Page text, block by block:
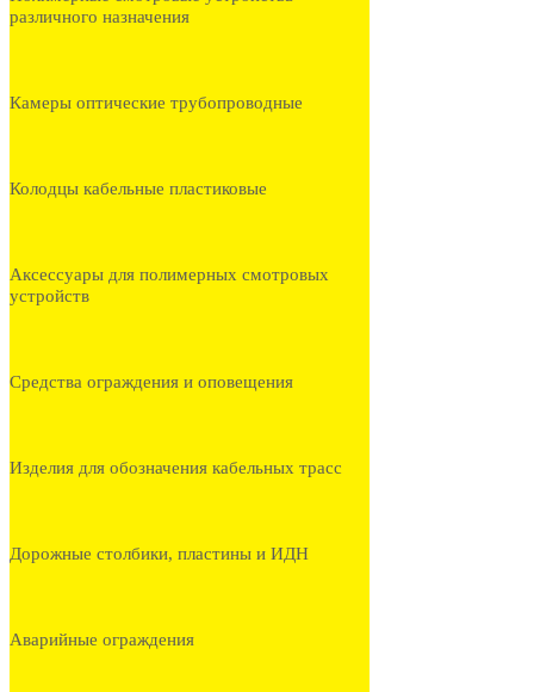
различного назначения
Камеры оптические трубопроводные
Колодцы кабельные пластиковые
Аксессуары для полимерных смотровых
устройств
Средства ограждения и оповещения
Изделия для обозначения кабельных трасс
Дорожные столбики, пластины и ИДН
Аварийные ограждения